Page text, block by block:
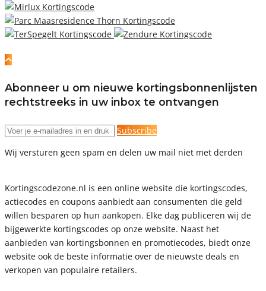
Abonneer u om nieuwe kortingsbonnenlijsten
rechtstreeks in uw inbox te ontvangen
Subscribe
Wij versturen geen spam en delen uw mail niet met derden
Kortingscodezone.nl is een online website die kortingscodes,
actiecodes en coupons aanbiedt aan consumenten die geld
willen besparen op hun aankopen. Elke dag publiceren wij de
bijgewerkte kortingscodes op onze website. Naast het
aanbieden van kortingsbonnen en promotiecodes, biedt onze
website ook de beste informatie over de nieuwste deals en
verkopen van populaire retailers.